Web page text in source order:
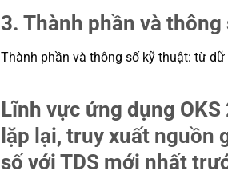
3. Thành phần và
Thành phần và thông số kỹ thuật: từ
Lĩnh vực ứng dụng
lặp lại, truy xuất nguồn
số với TDS mới nhất